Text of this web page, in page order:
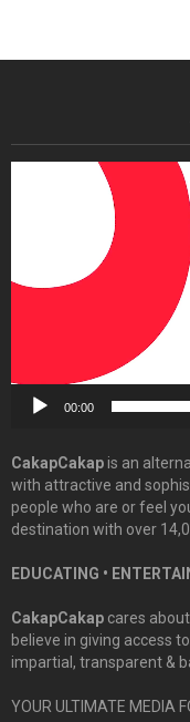
00:00
CakapCakapis an
with attractive and
people who are or feel
destination with over
EDUCATING •
CakapCakap cares
believe in giving access
impartial, transparent &
YOUR ULTIMATE MEDIA